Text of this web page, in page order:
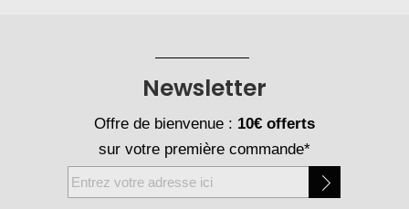
Newsletter
Offre de bienvenue : 10€ offerts
sur votre première commande*
Inscription
à